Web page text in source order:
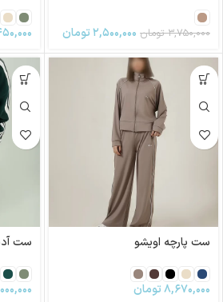
۳,۷۵۰,۰۰۰ تومان ۲,۵۰۰,۰۰۰تومان
ست پارچه اویشو
۸,۶۷۰,۰۰۰تومان
ست